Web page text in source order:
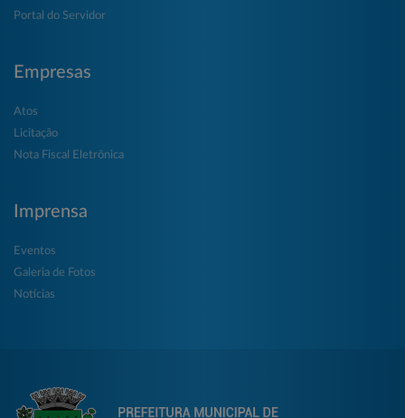
Portal do Servidor
Empresas
Atos
Licitação
Nota Fiscal Eletrônica
Imprensa
Eventos
Galeria de Fotos
Notícias